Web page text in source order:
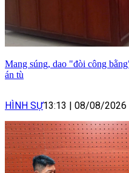
Mang súng, dao "đòi công
án tù
HÌNH SỰ13:13 08/08/2026